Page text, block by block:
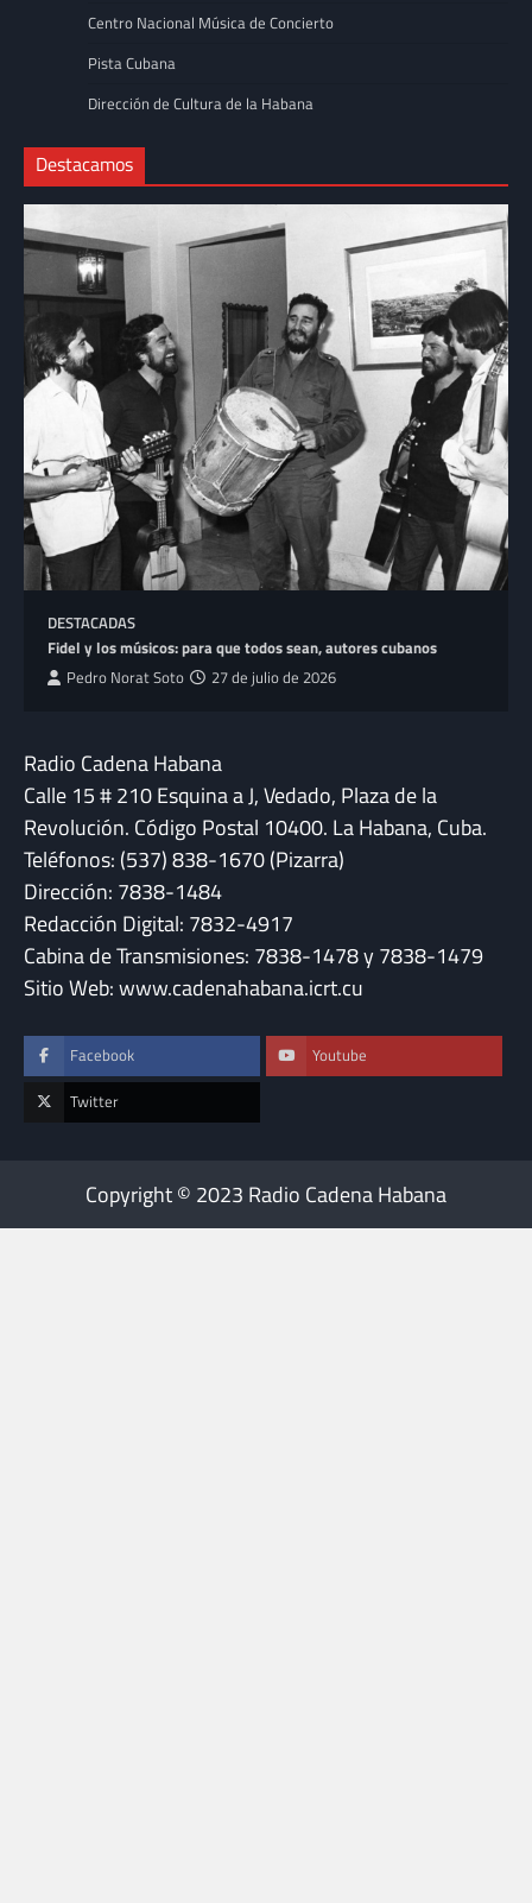
Centro Nacional Música de Concierto
Pista Cubana
Dirección de Cultura de la Habana
Destacamos
DESTACADAS
Fidel y los músicos: para que todos sean, autores cubanos
Pedro Norat Soto 27 de julio de 2026
Radio Cadena Habana
Calle 15 # 210 Esquina a J, Vedado, Plaza de la
Revolución. Código Postal 10400. La Habana, Cuba.
Teléfonos: (537) 838-1670 (Pizarra)
Dirección: 7838-1484
Redacción Digital: 7832-4917
Cabina de Transmisiones: 7838-1478 y 7838-1479
Sitio Web: www.cadenahabana.icrt.cu
Facebook Youtube
Twitter